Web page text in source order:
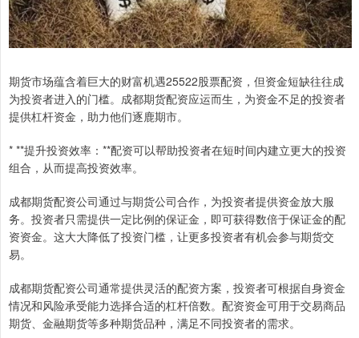
期货市场蕴含着巨大的财富机遇25522股票配资，但资金短缺往往成
为投资者进入的门槛。成都期货配资应运而生，为资金不足的投资者
提供杠杆资金，助力他们逐鹿期市。
* **提升投资效率：**配资可以帮助投资者在短时间内建立更大的投资
组合，从而提高投资效率。
成都期货配资公司通过与期货公司合作，为投资者提供资金放大服
务。投资者只需提供一定比例的保证金，即可获得数倍于保证金的配
资资金。这大大降低了投资门槛，让更多投资者有机会参与期货交
易。
成都期货配资公司通常提供灵活的配资方案，投资者可根据自身资金
情况和风险承受能力选择合适的杠杆倍数。配资资金可用于交易商品
期货、金融期货等多种期货品种，满足不同投资者的需求。